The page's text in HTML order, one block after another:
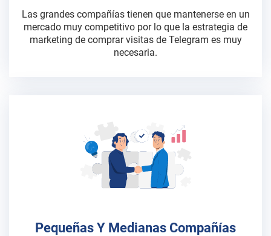
Las grandes compañías tienen que mantenerse en un
mercado muy competitivo por lo que la estrategia de
marketing de comprar visitas de Telegram es muy
necesaria.
Pequeñas Y Medianas Compañías